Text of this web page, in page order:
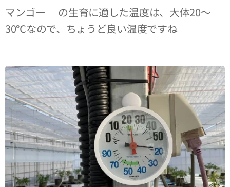
マンゴー🥭の生育に適した温度は、大体20～
30℃なので、ちょうど良い温度ですね😊